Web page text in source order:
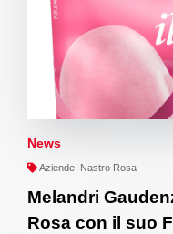
News
Aziende, Nastro Rosa
Melandri
Rosa con il suo